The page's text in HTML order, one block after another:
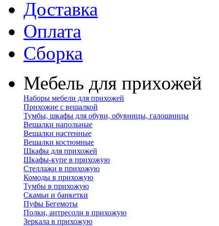
Доставка
Оплата
Сборка
Мебель для прихожей
Наборы мебели для прихожей
Прихожие с вешалкой
Тумбы, шкафы для обуви, обувницы, галошницы
Вешалки напольные
Вешалки настенные
Вешалки костюмные
Шкафы для прихожей
Шкафы-купе в прихожую
Стеллажи в прихожую
Комоды в прихожую
Тумбы в прихожую
Скамьи и банкетки
Пуфы Бегемоты
Полки, антресоли в прихожую
Зеркала в прихожую